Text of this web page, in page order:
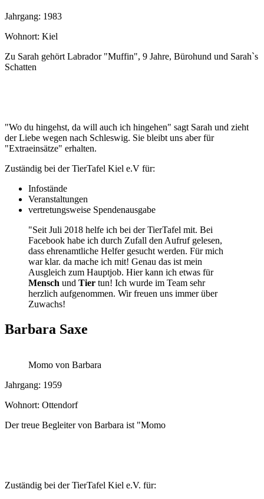
Jahrgang: 1983
Wohnort: Kiel
Zu Sarah gehört Labrador "Muffin", 9 Jahre, Bürohund und Sarah`s
Schatten
"Wo du hingehst, da will auch ich hingehen" sagt Sarah und zieht
der Liebe wegen nach Schleswig. Sie bleibt uns aber für
"Extraeinsätze" erhalten.
Zuständig bei der TierTafel Kiel e.V für:
Infostände
Veranstaltungen
vertretungsweise Spendenausgabe
"Seit Juli 2018 helfe ich bei der TierTafel mit. Bei
Facebook habe ich durch Zufall den Aufruf gelesen,
dass ehrenamtliche Helfer gesucht werden. Für mich
war klar. da mache ich mit! Genau das ist mein
Ausgleich zum Hauptjob. Hier kann ich etwas für
Mensch und Tier tun! Ich wurde im Team sehr
herzlich aufgenommen. Wir freuen uns immer über
Zuwachs!
Barbara Saxe
Momo von Barbara
Jahrgang: 1959
Wohnort: Ottendorf
Der treue Begleiter von Barbara ist "Momo
Zuständig bei der TierTafel Kiel e.V. für: